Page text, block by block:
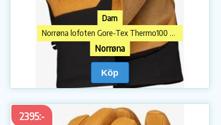
Dam
Norrøna lofoten Gore-Tex Thermo100 Short Gloves Kangaroo
Norrøna
Köp
2395:-